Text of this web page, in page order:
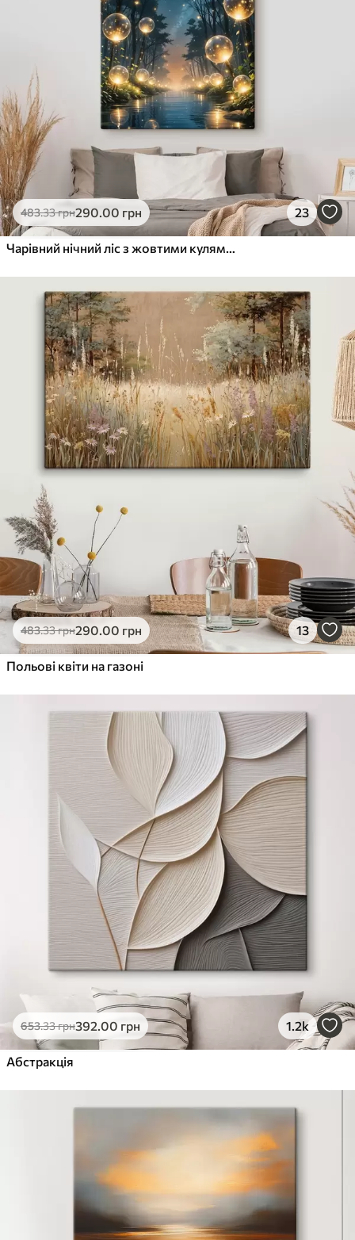
483.33грн290.00 грн 23
Чарівний нічний ліс з жовтими кулями та світлячками, що літають між деревами, створюючи химерну атмосферу
483.33грн290.00 грн 13
Польові квіти на газоні
653.33грн392.00 грн 1.2k
Абстракція